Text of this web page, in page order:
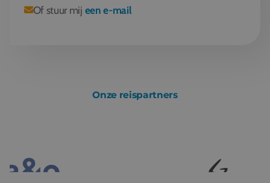
Of stuur mij een e-mail
Onze reispartners